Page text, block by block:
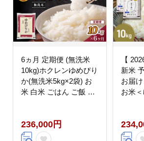
6ヵ月 定期便 (無洗米
10kg)ホクレンゆめぴり
か(無洗米5kg×2袋) お
米 白米 ごはん ご飯 ラ
新おたる]
236,000円
【
新米
お届
お米
ンド米
北海道